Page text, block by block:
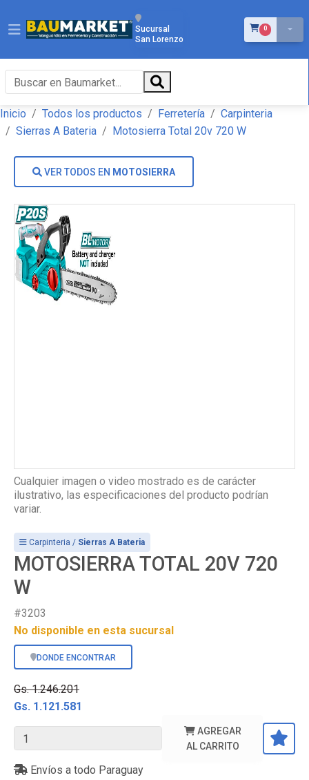
Sucursal
San Lorenzo
0ÍTEMS EN EL
Inicio Todos los productos Ferretería
Carpinteria
Sierras A Bateria
Motosierra Total 20v 720 W
VER TODOS EN MOTOSIERRA
Cualquier imagen o video mostrado es de carácter
ilustrativo, las especificaciones del producto podrían
variar.
Carpinteria / Sierras A Bateria
MOTOSIERRA TOTAL 20V 720
W
#3203
No disponible en esta sucursal
DONDE ENCONTRAR
Gs. 1.246.201
Gs. 1.121.581
AGREGAR
AL CARRITO
Envíos a todo Paraguay